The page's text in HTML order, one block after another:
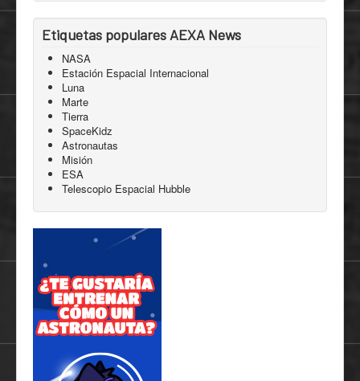
Etiquetas populares AEXA News
NASA
Estación Espacial Internacional
Luna
Marte
Tierra
SpaceKidz
Astronautas
Misión
ESA
Telescopio Espacial Hubble